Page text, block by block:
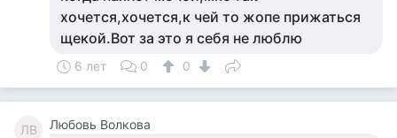
хочется,хочется,к чей то жопе прижаться
щекой.Вот за это я себя не люблю
6 лет 0 0
ЛВ Любовь Волкова